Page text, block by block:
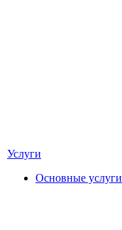
Услуги
Основные услуги